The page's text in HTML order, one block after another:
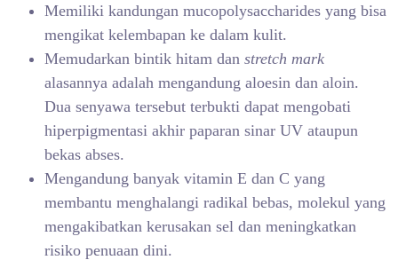
Memiliki kandungan mucopolysaccharides yang bisa
mengikat kelembapan ke dalam kulit.
Memudarkan bintik hitam dan stretch mark
alasannya adalah mengandung aloesin dan aloin.
Dua senyawa tersebut terbukti dapat mengobati
hiperpigmentasi akhir paparan sinar UV ataupun
bekas abses.
Mengandung banyak vitamin E dan C yang
membantu menghalangi radikal bebas, molekul yang
mengakibatkan kerusakan sel dan meningkatkan
risiko penuaan dini.